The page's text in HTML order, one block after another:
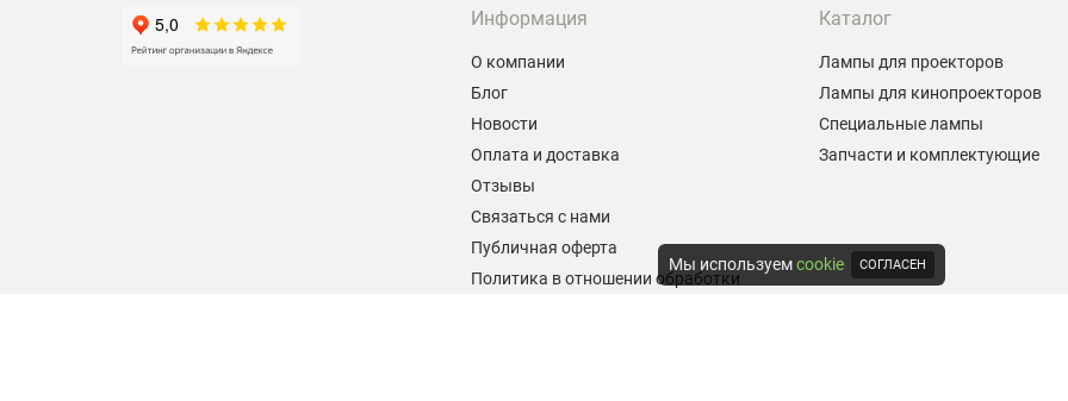
Информация
О компании
Блог
Новости
Оплата и доставка
Отзывы
Связаться с нами
Публичная оферта
Политика в отношении обработки
Каталог
Лампы для проекторов
Лампы для кинопроекторов
Специальные лампы
Запчасти и комплектующие
Мы используемcookie СОГЛАСЕН